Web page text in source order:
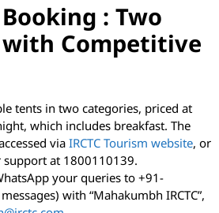
: Two
Competitive
tents in two categories, priced at
which includes breakfast. The
via IRCTC Tourism website, or
at 1800110139.
your queries to +91-
with “Mahakumbh IRCTC”,